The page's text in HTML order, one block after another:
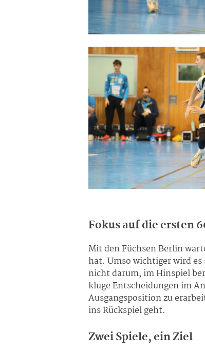
Fokus auf die ersten
Mit den Füchsen Berlin
hat. Umso wichtiger wird
nicht darum, im Hinspiel
kluge Entscheidungen im
Ausgangsposition zu
ins Rückspiel geht.
Zwei Spiele, ein Ziel